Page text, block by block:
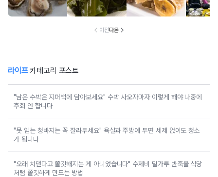
녀노소 보양식처
럼 먹는 음식
싹 다 빠질 줄 몰
랐어요
먹고 있었던 의외
의 음식
외로 안
건
이전다음
라이프카테고리 포스트
"남은 수박은 지퍼백에 담아보세요" 수박 사오자마자 이렇게 해야 나중에
후회 안 합니다
"못 입는 청바지는 꼭 잘라두세요" 욕실과 주방에 두면 세제 없이도 청소
가 됩니다
"오래 치댄다고 쫄깃해지는 게 아니었습니다" 수제비 밀가루 반죽을 식당
처럼 쫄깃하게 만드는 방법